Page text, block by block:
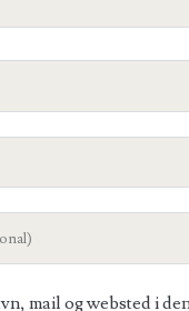
mail og websted i